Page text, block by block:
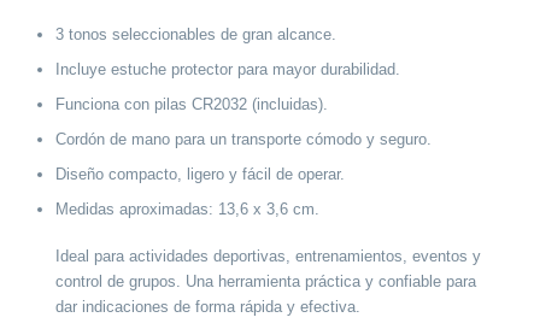
3 tonos seleccionables de gran alcance.
Incluye estuche protector para mayor durabilidad.
Funciona con pilas CR2032 (incluidas).
Cordón de mano para un transporte cómodo y seguro.
Diseño compacto, ligero y fácil de operar.
Medidas aproximadas: 13,6 x 3,6 cm.
Ideal para actividades deportivas, entrenamientos, eventos y
control de grupos. Una herramienta práctica y confiable para
dar indicaciones de forma rápida y efectiva.